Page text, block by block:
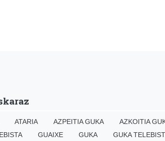
ATARIA AZPEITIA GUKA AZKOITIA
GUAIXE GUKA GUKA